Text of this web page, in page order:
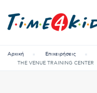
Αρχική Επιχειρήσεις
THE VENUE TRAINING CENTER